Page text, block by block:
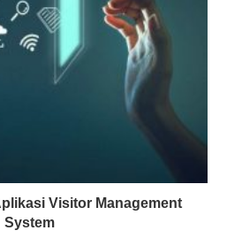
Visitor Management
System